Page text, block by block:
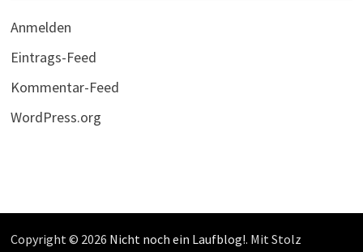
Anmelden
Eintrags-Feed
Kommentar-Feed
WordPress.org
Copyright © 2026 Nicht noch ein Laufblog!. Mit Stolz